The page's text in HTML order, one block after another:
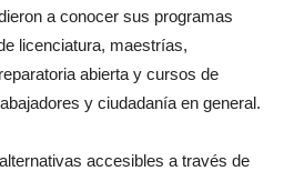
a conocer sus programas
licenciatura, maestrías,
abierta y cursos de
y ciudadanía en general.
accesibles a través de